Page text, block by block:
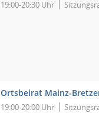
19:00-20:30 Uhr
Ortsbeirat Mainz-
19:00-20:00 Uhr